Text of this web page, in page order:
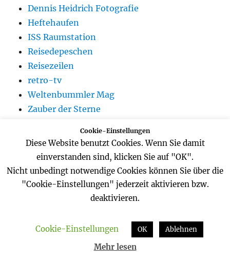
Dennis Heidrich Fotografie
Heftehaufen
ISS Raumstation
Reisedepeschen
Reisezeilen
retro-tv
Weltenbummler Mag
Zauber der Sterne
ASTRONOMY PICTURE OF THE DAY
Cookie-Einstellungen
Diese Website benutzt Cookies. Wenn Sie damit
einverstanden sind, klicken Sie auf "OK".
Nicht unbedingt notwendige Cookies können Sie über die
"Cookie-Einstellungen" jederzeit aktivieren bzw.
deaktivieren.
Cookie-Einstellungen OK Ablehnen
Mehr lesen